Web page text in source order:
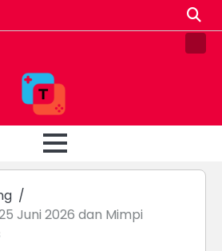
Pin
Juni 2026 dan Mimpi